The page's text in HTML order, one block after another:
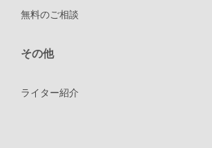
無料のご相談
その他
ライター紹介